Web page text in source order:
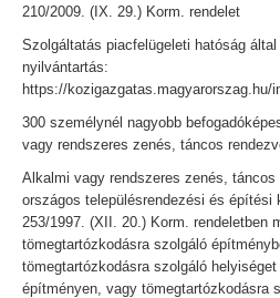
210/2009. (IX. 29.) Korm. rendelet
Szolgáltatás piacfelügeleti hatóság
nyilvántartás:
https://kozigazgatas.magyarorszag.hu/
300 személynél nagyobb
vagy rendszeres zenés, táncos
Alkalmi vagy rendszeres zenés,
országos településrendezési és építési
253/1997. (XII. 20.) Korm. rendeletben
tömegtartózkodásra szolgáló
tömegtartózkodásra szolgáló
építményen, vagy tömegtartózkodásra